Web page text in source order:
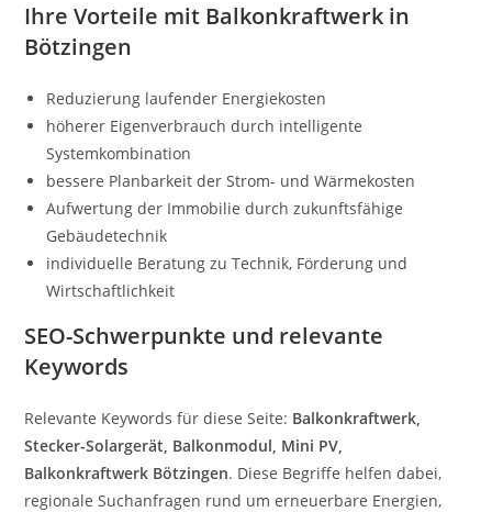
Ihre Vorteile mit Balkonkraftwerk in
Bötzingen
Reduzierung laufender Energiekosten
höherer Eigenverbrauch durch intelligente
Systemkombination
bessere Planbarkeit der Strom- und Wärmekosten
Aufwertung der Immobilie durch zukunftsfähige
Gebäudetechnik
individuelle Beratung zu Technik, Förderung und
Wirtschaftlichkeit
SEO-Schwerpunkte und relevante
Keywords
Relevante Keywords für diese Seite: Balkonkraftwerk,
Stecker-Solargerät, Balkonmodul, Mini PV,
Balkonkraftwerk Bötzingen. Diese Begriffe helfen dabei,
regionale Suchanfragen rund um erneuerbare Energien,